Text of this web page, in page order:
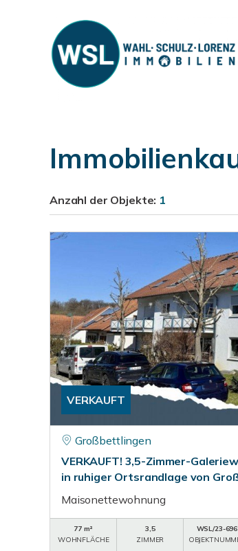
Anzahl der Objekte: 1
VERKAUFT
Großbettlingen
VERKAUFT! 3,5-Zimmer-
in ruhiger Ortsrandlage von
Maisonettewohnung
77 m²
WOHNFLÄCHE
3,5
ZIMMER
WSL/23-696